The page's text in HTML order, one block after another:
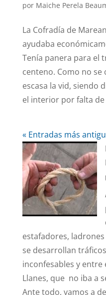
por Maiche Perela
La Cofradía de
ayudaba
Tenía panera para el
centeno. Como no
escasa la vid, siendo
el interior por falta de
« Entradas más
estafadores,
se desarrollan
inconfesables y
Llanes, que no iba a
Ante todo, vamos a